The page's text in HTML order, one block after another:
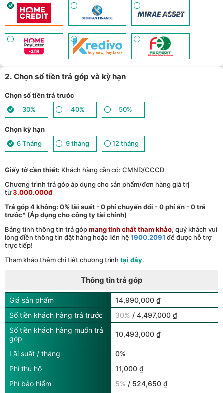
hồ thông minh - (Xem chi tiết
TPBank Evo - Giảm đến 500.000đ, trả góp 0%, 0 phí lên đến 6
tháng - (Xem chi tiết)
Giảm tới 500.000đ khi thanh toán qua Homepaylater - (
tiết)
Giảm ngay 50.000đ khi mua gói cước di động Mobifone, Vnsky
lên tới 6GB data/ngày - Trải nghiệm 5G chỉ 99k/tháng - (
tiết)
mua số lượng lớn - ( Xem chi tiết
2. Chọn số tiền trả góp và kỳ hạn
Chọn số tiền trả trước
30%
40% 50%
Chọn kỳ hạn
6 Tháng
9 tháng 12 tháng
Giấy tờ cần thiết: Khách hàng cần có: CMND/CCCD
Chương trình trả góp áp dụng cho sản phẩm/đơn hàng giá trị
từ3.000.000đ
Trả góp 4 không: 0% lãi suất - 0 phí chuyển đổi - 0 phí ẩn - 0 trả
trước* (Áp dụng cho công ty tài chính)
Bảng tính thông tin trả gópmang tính chất tham khảo, quý khách vui
lòng điền thông tin đặt hàng hoặc liên hệ 1900.2091 để được hỗ trợ
trực tiếp!
Tham khảo thêm chi tiết chương trình tại đây.
Thông tin trả góp
Giá sản phẩm
14,990,000 ₫
Số tiền khách hàng trả trước
30% / 4,497,000 ₫
Số tiền khách hàng muốn trả
góp
10,493,000 ₫
Lãi suất / tháng
0%
Phí thu hộ
11,000 ₫
Phí bảo hiểm
5% / 524,650 ₫